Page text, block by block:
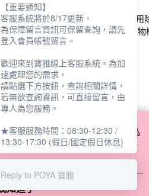
雞仔牌防蟲防霉小
700g-花香
ST雞仔牌家庭用
劑12入(抽屜衣物
站排行
站使用 cookie 方式之詳情，及若您不希
電腦的 cookie 設定，請參閱本網站「
隱私
用本網站即表示您同意本公司得按本網站使
知道了
【重要通知】
客服系統將於8/17更新，
為保障留言資訊可保留查詢，請先
登入會員帳號留言。
歡迎來到寶雅線上客服系統。為加
速處理您的需求，
請點選下方按鈕，查詢相關詳情，
若無欲查詢資訊，可直接留言，由
專人為您服務。
★客服服務時間：08:30-12:30 /
13:30-17:30 (假日/國定假日休息)
Reply to POYA 寶雅